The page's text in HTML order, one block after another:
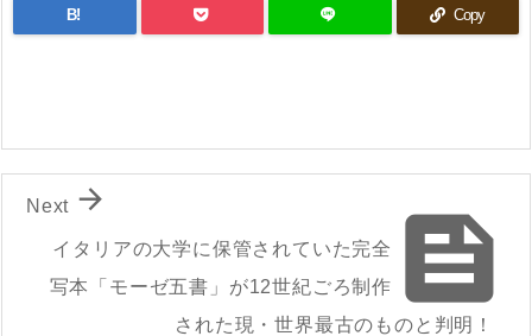
B! Copy

イタリアの大学に保管されていた完全
写本「モーゼ五書」が12世紀ごろ制作
された現・世界最古のものと判明！

Next